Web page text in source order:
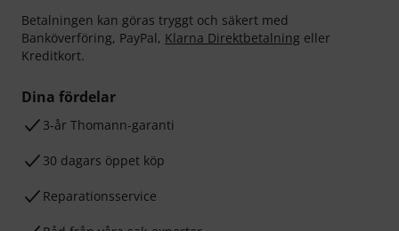
Betalningen kan göras tryggt och säkert med
Banköverföring, PayPal, Klarna Direktbetalning eller
Kreditkort.
Dina fördelar
3-år Thomann-garanti
30 dagars öppet köp
Reparationsservice